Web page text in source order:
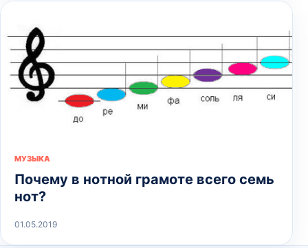
МУЗЫКА
Почему в нотной грамоте всего семь
нот?
01.05.2019